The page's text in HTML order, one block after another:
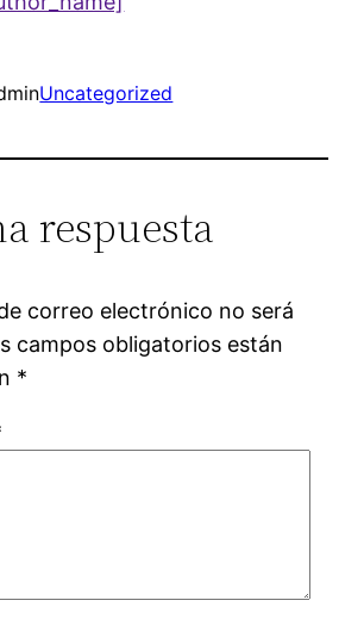
Uncategorized
respuesta
correo electrónico no será
campos obligatorios están
*